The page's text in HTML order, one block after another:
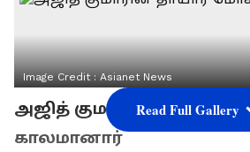
Image Credit :Asianet News
அஜித் குமாரின் தாயார்
காலமானார்
Read Full Gallery